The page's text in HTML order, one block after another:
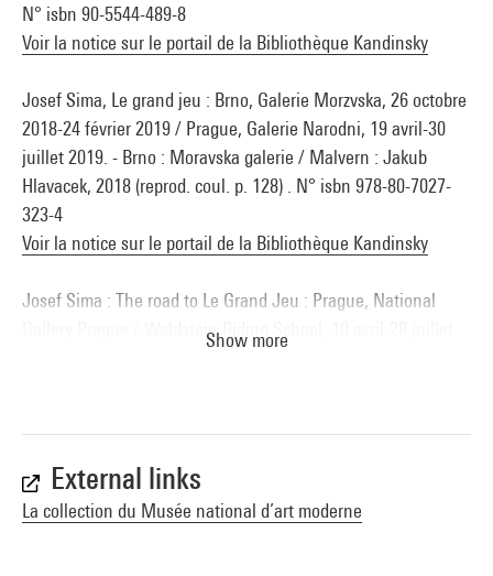
N° isbn 90-5544-489-8
Voir la notice sur le portail de la Bibliothèque Kandinsky
Josef Sima, Le grand jeu : Brno, Galerie Morzvska, 26 octobre
2018-24 février 2019 / Prague, Galerie Narodni, 19 avril-30
juillet 2019. - Brno : Moravska galerie / Malvern : Jakub
Hlavacek, 2018 (reprod. coul. p. 128) . N° isbn 978-80-7027-
323-4
Voir la notice sur le portail de la Bibliothèque Kandinsky
Josef Sima : The road to Le Grand Jeu : Prague, National
Gallery Prague / Waldstein Riding School, 19 avril-28 juillet
Show more
External links
La collection du Musée national d’art moderne